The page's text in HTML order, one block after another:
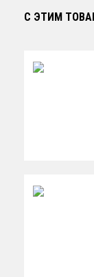
С ЭТИМ